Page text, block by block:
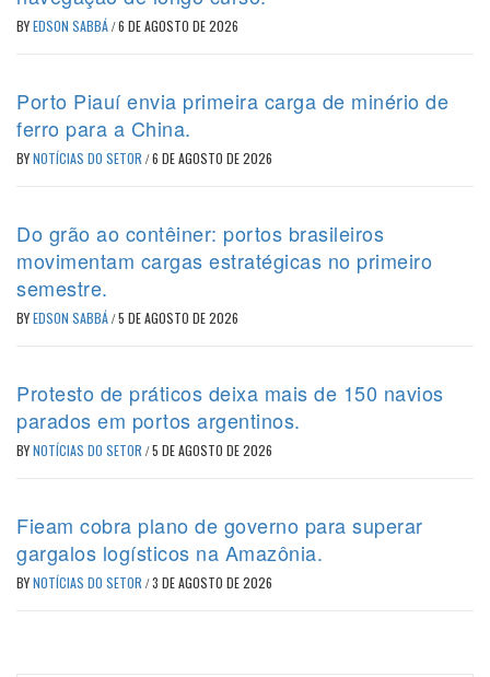
BYEDSON SABBÁ/6 DE AGOSTO DE 2026
Porto Piauí envia primeira carga de minério de
ferro para a China.
BYNOTÍCIAS DO SETOR /6 DE AGOSTO DE 2026
Do grão ao contêiner: portos brasileiros
movimentam cargas estratégicas no primeiro
semestre.
BYEDSON SABBÁ/5 DE AGOSTO DE 2026
Protesto de práticos deixa mais de 150 navios
parados em portos argentinos.
BYNOTÍCIAS DO SETOR /5 DE AGOSTO DE 2026
Fieam cobra plano de governo para superar
gargalos logísticos na Amazônia.
BYNOTÍCIAS DO SETOR /3 DE AGOSTO DE 2026